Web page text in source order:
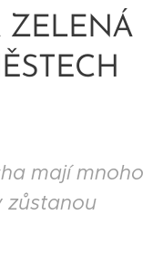
ZELENÁ
mají mnoho
zůstanou